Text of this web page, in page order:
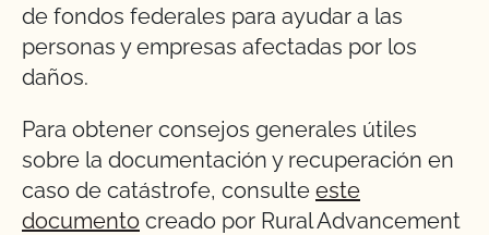
de fondos federales para ayudar a las
personas y empresas afectadas por los
daños.
Para obtener consejos generales útiles
sobre la documentación y recuperación en
caso de catástrofe, consulte este
documento creado por Rural Advancement